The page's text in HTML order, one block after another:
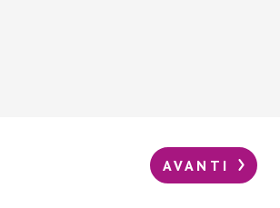
AVANTI